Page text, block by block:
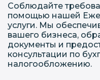
Соблюдайте
помощью нашей
услуги. Мы
вашего бизнеса,
документы и
консультации по
налогообложению.